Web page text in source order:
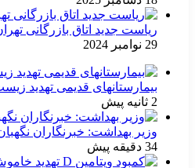
ریاست جدید اتاق بازرگانی
29 نوامبر 2024
بیمارستانهای قدیمی تهدید
2 ثانیه پیش
وزیر بهداشت: خبرنگاران
34 دقیقه پیش